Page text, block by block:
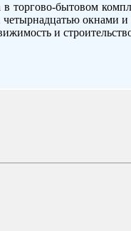
торгово-бытовом
окнами и
и